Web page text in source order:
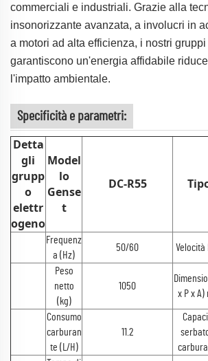
commerciali e industriali. Grazie alla
insonorizzante avanzata, a involucri in
a motori ad alta efficienza, i nostri
garantiscono un'energia affidabile
l'impatto ambientale.
Specificità e parametri:
Detta
gli
grupp
o
elettr
ogeno
Model
lo
Gense
t
DC-R55
Frequenz
a (Hz)
50/60 Velocità
Peso
netto
(kg)
1050
x P x A)
Consumo
carburan
te (L/H)
11.2